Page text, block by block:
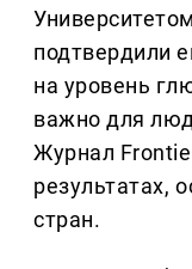
подтвердили
на уровень
важно для
Журнал
результатах,
стран.